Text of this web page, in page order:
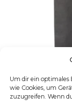
Um dir ein optimales
wie Cookies, um
zuzugreifen. Wenn